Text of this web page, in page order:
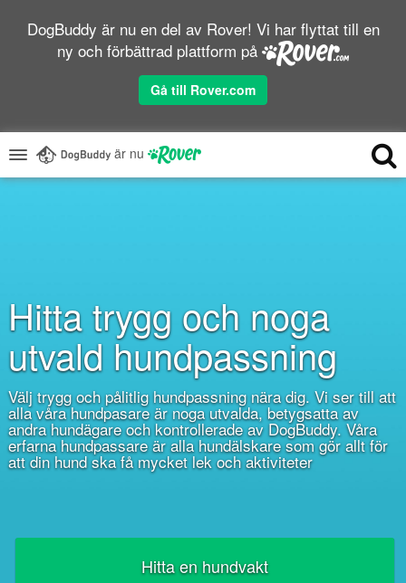
DogBuddy är nu en del av Rover! Vi har flyttat till en
ny och förbättrad plattform på
Gå till Rover.com
är nu
Hitta trygg och noga
utvald hundpassning
Välj trygg och pålitlig hundpassning nära dig. Vi ser till att
alla våra hundpasare är noga utvalda, betygsatta av
andra hundägare och kontrollerade av DogBuddy. Våra
erfarna hundpassare är alla hundälskare som gör allt för
att din hund ska få mycket lek och aktiviteter
Hitta en hundvakt